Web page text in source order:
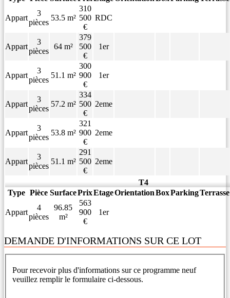
Appart
3
pièces
53.5 m²
310
500
€
RDC
Appart
3
pièces
64 m²
379
500
€
1er
Appart
3
pièces
51.1 m²
300
900
€
1er
Appart
3
pièces
57.2 m²
334
500
€
2eme
Appart
3
pièces
53.8 m²
321
900
€
2eme
Appart
3
pièces
51.1 m²
291
500
€
2eme
T4
Type Pièce SurfacePrixEtageOrientationBoxParkingTerrasse
Appart
4
pièces
96.85
m²
563
900
€
1er
DEMANDE D'INFORMATIONS SUR CE LOT
Pour recevoir plus d'informations sur ce programme neuf
veuillez remplir le formulaire ci-dessous.